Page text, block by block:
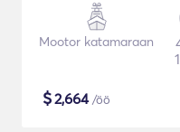
Mootor katamaraan
$2,664/öö